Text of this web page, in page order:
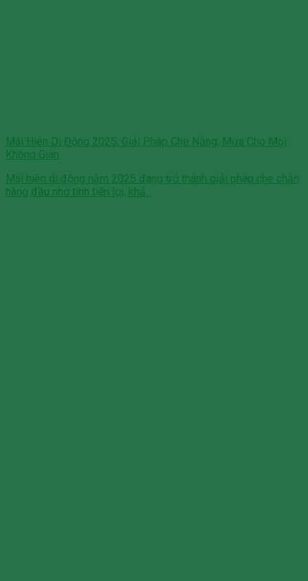
Mái Hiên Di Động 2025: Giải Pháp Che Nắng, Mưa Cho Mọi
Không Gian
Mái hiên di động năm 2025 đang trở thành giải pháp che chắn
hàng đầu nhờ tính tiện lợi, khả...